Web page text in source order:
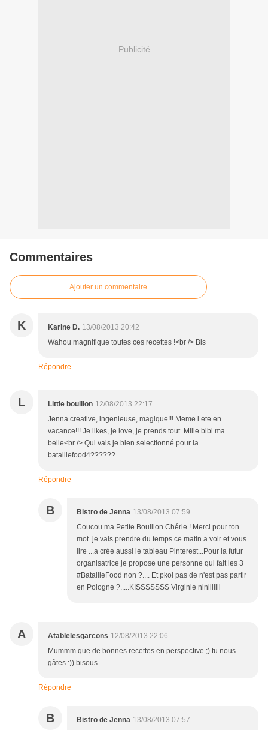
Publicité
Commentaires
Ajouter un commentaire
K Karine D. 13/08/2013 20:42
Wahou magnifique toutes ces recettes !<br /> Bis
Répondre
L Little bouillon 12/08/2013 22:17
Jenna creative, ingenieuse, magique!!! Meme l ete en
vacance!!! Je likes, je love, je prends tout. Mille bibi ma
belle<br /> Qui vais je bien selectionné pour la
bataillefood4??????
Répondre
B Bistro de Jenna 13/08/2013 07:59
Coucou ma Petite Bouillon Chérie ! Merci pour ton
mot..je vais prendre du temps ce matin a voir et vous
lire ...a crée aussi le tableau Pinterest...Pour la futur
organisatrice je propose une personne qui fait les 3
#BatailleFood non ?.... Et pkoi pas de n'est pas partir
en Pologne ?.....KISSSSSSS Virginie niniiiiiii
A Atablelesgarcons 12/08/2013 22:06
Mummm que de bonnes recettes en perspective ;) tu nous
gâtes :)) bisous
Répondre
B Bistro de Jenna 13/08/2013 07:57